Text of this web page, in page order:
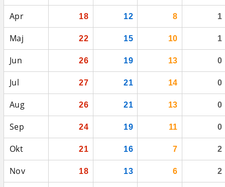
Apr 18 12 8 1
Maj 22 15 10 1
Jun 26 19 13 0
Jul 27 21 14 0
Aug 26 21 13 0
Sep 24 19 11 0
Okt 21 16 7 2
Nov 18 13 6 2